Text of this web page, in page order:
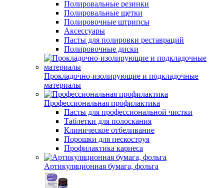
Полировальные резинки
Полировальные щетки
Полировочные штрипсы
Аксессуары
Пасты для полировки реставраций
Полировочные диски
Прокладочно-изолирующие и подкладочные
материалы
Профессиональная профилактика
Пасты для профессиональной чистки
Таблетки для полоскания
Клиническое отбеливание
Порошки для пескоструя
Профилактика кариеса
Артикуляционная бумага, фольга